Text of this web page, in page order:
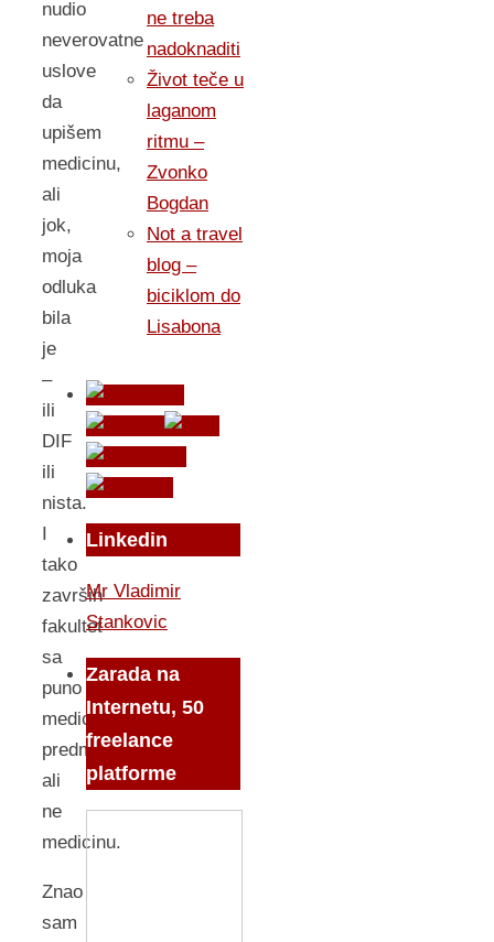
nudio
neverovatne
uslove
da
upišem
medicinu,
ali
jok,
moja
odluka
bila
je
–
ili
DIF
ili
nista.
I
tako
završih
fakultet
sa
puno
medicinskih
predmeta,
ali
ne
medicinu.
Znao
sam
ne treba
nadoknaditi
Život teče u
laganom
ritmu –
Zvonko
Bogdan
Not a travel
blog –
biciklom do
Lisabona
Linkedin
Mr Vladimir
Stankovic
Zarada na
Internetu, 50
freelance
platforme